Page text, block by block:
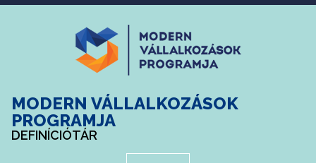
MODERN VÁLLALKOZÁSOK
PROGRAMJA
DEFINÍCIÓTÁR